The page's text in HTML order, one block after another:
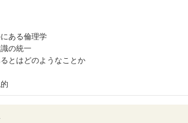
ある倫理学
の統一
とはどのようなことか